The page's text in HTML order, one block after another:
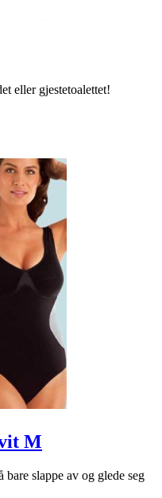
eller gjestetoalettet!
M
slappe av og glede seg